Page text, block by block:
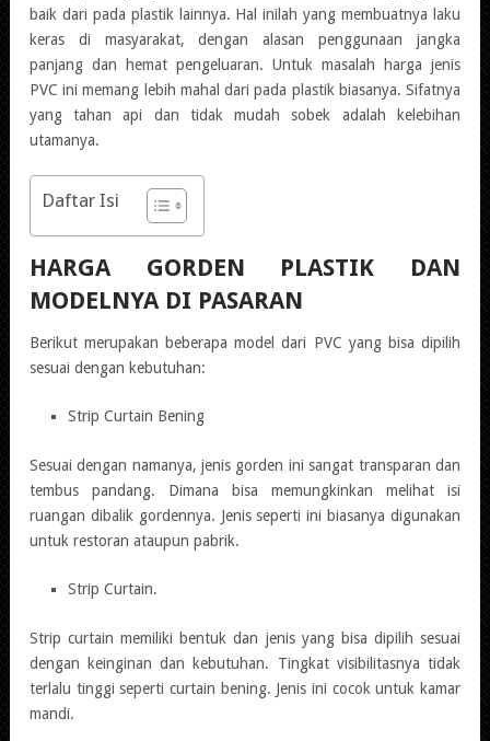
baik dari pada plastik lainnya. Hal inilah yang membuatnya laku
keras di masyarakat, dengan alasan penggunaan jangka
panjang dan hemat pengeluaran. Untuk masalah harga jenis
PVC ini memang lebih mahal dari pada plastik biasanya. Sifatnya
yang tahan api dan tidak mudah sobek adalah kelebihan
utamanya.
Daftar Isi
HARGA GORDEN PLASTIK DAN
MODELNYA DI PASARAN
Berikut merupakan beberapa model dari PVC yang bisa dipilih
sesuai dengan kebutuhan:
Strip Curtain Bening
Sesuai dengan namanya, jenis gorden ini sangat transparan dan
tembus pandang. Dimana bisa memungkinkan melihat isi
ruangan dibalik gordennya. Jenis seperti ini biasanya digunakan
untuk restoran ataupun pabrik.
Strip Curtain.
Strip curtain memiliki bentuk dan jenis yang bisa dipilih sesuai
dengan keinginan dan kebutuhan. Tingkat visibilitasnya tidak
terlalu tinggi seperti curtain bening. Jenis ini cocok untuk kamar
mandi.